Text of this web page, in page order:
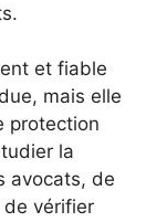
et fiable
mais elle
protection
la
avocats, de
de vérifier